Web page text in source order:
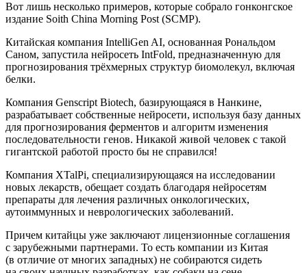
Вот лишь несколько примеров, которые собрало гонконгское
издание Soith China Morning Post (SCMP).
Китайская компания IntelliGen AI, основанная Рональдом
Саном, запустила нейросеть IntFold, предназначенную для
прогнозирования трёхмерных структур биомолекул, включая
белки.
Компания Genscript Biotech, базирующаяся в Нанкине,
разрабатывает собственные нейросети, используя базу данных
для прогнозирования ферментов и алгоритм изменения
последовательности генов. Никакой живой человек с такой
гигантской работой просто бы не справился!
Компания XTalPi, специализирующаяся на исследовании
новых лекарств, обещает создать благодаря нейросетям
препараты для лечения различных онкологических,
аутоиммунных и неврологических заболеваний.
Причем китайцы уже заключают лицензионные соглашения
с зарубежными партнерами. То есть компании из Китая
(в отличие от многих западных) не собираются сидеть